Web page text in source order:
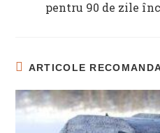
pentru 90 de zile
ARTICOLE